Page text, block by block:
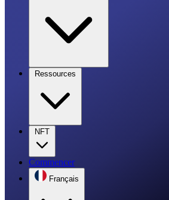
Ressources
NFT
Commencer
Français